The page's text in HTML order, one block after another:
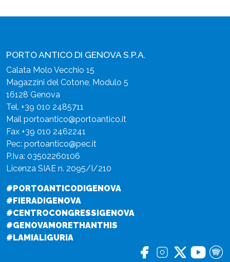
PORTO ANTICO DI GENOVA S.P.A.
Calata Molo Vecchio 15
Magazzini del Cotone, Modulo 5
16128 Genova
Tel. +39 010 2485711
Mail portoantico@portoantico.it
Fax +39 010 2462241
Pec: portoantico@pec.it
P.Iva: 03502260106
Licenza SIAE n. 2095/I/210
#PORTOANTICODIGENOVA
#FIERADIGENOVA
#CENTROCONGRESSIGENOVA
#GENOVAMORETHANTHIS
#LAMIALIGURIA